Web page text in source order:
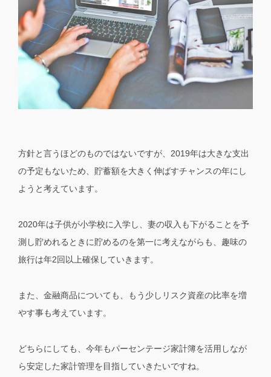
方針と言うほどのものではないですが、2019年は大きな支出
の予定もないため、貯蓄額を大きく伸ばすチャンスの年にし
ようと考えています。
2020年は子供が小学校に入学し、妻の収入も下がることを予
測し貯めれるときに貯めるのを第一に考えながらも、趣味の
旅行は年2回以上確保していきます。
また、金融商品についても、もう少しリスク資産の比率を増
やす事も考えています。
どちらにしても、今年もパーセンテージ家計簿を活用しなが
ら安定した家計管理を目指していきたいですね。